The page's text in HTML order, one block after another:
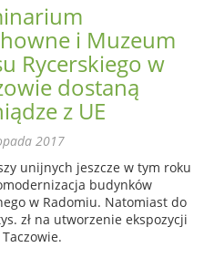
i Muzeum
Rycerskiego w
dostaną
z UE
2017
unijnych jeszcze w tym roku
budynków
w Radomiu. Natomiast do
zł na utworzenie ekspozycji